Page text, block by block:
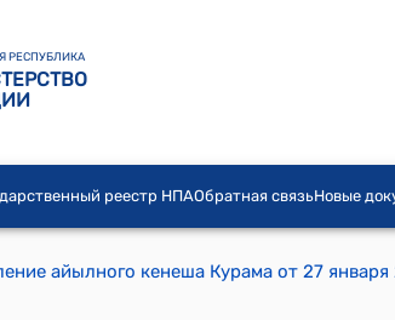
РЕСПУБЛИКА
реестр НПАОбратная связьНовые